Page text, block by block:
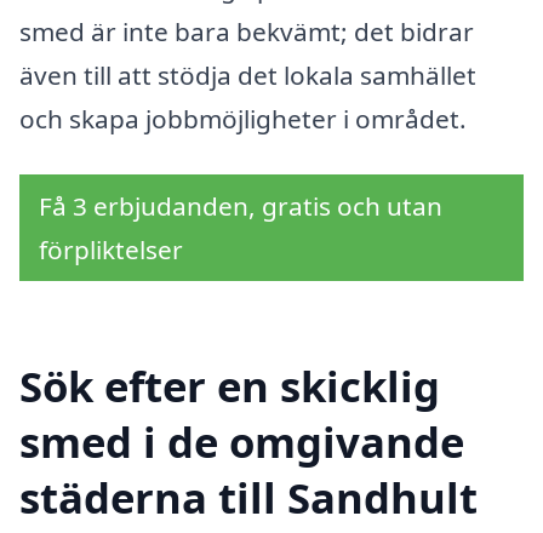
smed är inte bara bekvämt; det bidrar
även till att stödja det lokala samhället
och skapa jobbmöjligheter i området.
Få 3 erbjudanden, gratis och utan
förpliktelser
Sök efter en skicklig
smed i de omgivande
städerna till Sandhult